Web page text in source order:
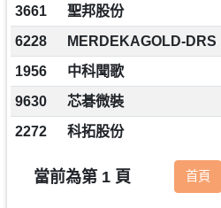
3661
聖邦股份
6228
MERDEKAGOLD-DRS
1956
中科聞歌
9630
芯碁微裝
2272
科拓股份
當前為第 1 頁 首頁